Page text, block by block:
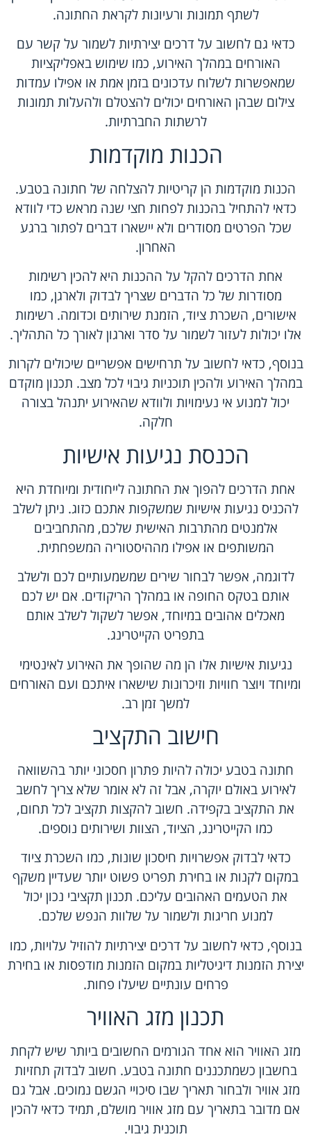
לשתף תמונות ורעיונות לקראת החתונה.
כדאי גם לחשוב על דרכים יצירתיות לשמור על קשר עם
האורחים במהלך האירוע, כמו שימוש באפליקציות
שמאפשרות לשלוח עדכונים בזמן אמת או אפילו עמדות
צילום שבהן האורחים יכולים להצטלם ולהעלות תמונות
לרשתות החברתיות.
הכנות מוקדמות
הכנות מוקדמות הן קריטיות להצלחה של חתונה בטבע.
כדאי להתחיל בהכנות לפחות חצי שנה מראש כדי לוודא
שכל הפרטים מסודרים ולא יישארו דברים לפתור ברגע
האחרון.
אחת הדרכים להקל על ההכנות היא להכין רשימות
מסודרות של כל הדברים שצריך לבדוק ולארגן, כמו
אישורים, השכרת ציוד, הזמנת שירותים וכדומה. רשימות
אלו יכולות לעזור לשמור על סדר וארגון לאורך כל התהליך.
בנוסף, כדאי לחשוב על תרחישים אפשריים שיכולים לקרות
במהלך האירוע ולהכין תוכניות גיבוי לכל מצב. תכנון מוקדם
יכול למנוע אי נעימויות ולוודא שהאירוע יתנהל בצורה
חלקה.
הכנסת נגיעות אישיות
אחת הדרכים להפוך את החתונה לייחודית ומיוחדת היא
להכניס נגיעות אישיות שמשקפות אתכם כזוג. ניתן לשלב
אלמנטים מהתרבות האישית שלכם, מהתחביבים
המשותפים או אפילו מההיסטוריה המשפחתית.
לדוגמה, אפשר לבחור שירים שמשמעותיים לכם ולשלב
אותם בטקס החופה או במהלך הריקודים. אם יש לכם
מאכלים אהובים במיוחד, אפשר לשקול לשלב אותם
בתפריט הקייטרינג.
נגיעות אישיות אלו הן מה שהופך את האירוע לאינטימי
ומיוחד ויוצר חוויות וזיכרונות שישארו איתכם ועם האורחים
למשך זמן רב.
חישוב התקציב
חתונה בטבע יכולה להיות פתרון חסכוני יותר בהשוואה
לאירוע באולם יוקרה, אבל זה לא אומר שלא צריך לחשב
את התקציב בקפידה. חשוב להקצות תקציב לכל תחום,
כמו הקייטרינג, הציוד, הצוות ושירותים נוספים.
כדאי לבדוק אפשרויות חיסכון שונות, כמו השכרת ציוד
במקום לקנות או בחירת תפריט פשוט יותר שעדיין משקף
את הטעמים האהובים עליכם. תכנון תקציבי נכון יכול
למנוע חריגות ולשמור על שלוות הנפש שלכם.
בנוסף, כדאי לחשוב על דרכים יצירתיות להוזיל עלויות, כמו
יצירת הזמנות דיגיטליות במקום הזמנות מודפסות או בחירת
פרחים עונתיים שיעלו פחות.
תכנון מזג האוויר
מזג האוויר הוא אחד הגורמים החשובים ביותר שיש לקחת
בחשבון כשמתכננים חתונה בטבע. חשוב לבדוק תחזיות
מזג אוויר ולבחור תאריך שבו סיכויי הגשם נמוכים. אבל גם
אם מדובר בתאריך עם מזג אוויר מושלם, תמיד כדאי להכין
תוכנית גיבוי.